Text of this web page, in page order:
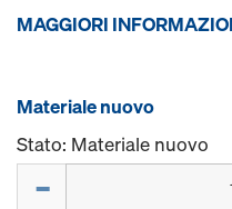
MAGGIORI
Materiale nuovo
Stato: Materiale nuovo